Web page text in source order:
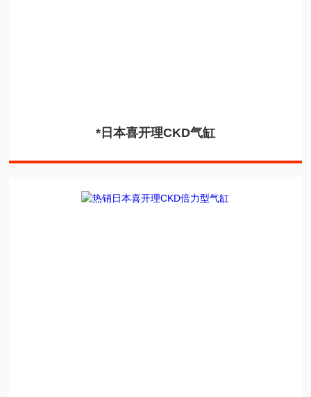
*日本喜开理CKD气缸